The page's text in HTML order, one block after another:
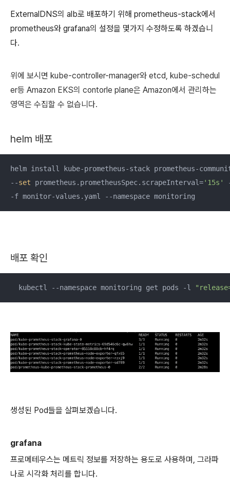
ExternalDNS의 alb로 배포하기 위해 prometheus-stack에서
prometheus와 grafana의 설정을 몇가지 수정하도록 하겠습니
다.
위에 보시면 kube-controller-manager와 etcd, kube-schedul
er등 Amazon EKS의 contorle plane은 Amazon에서 관리하는
영역은 수집할 수 없습니다.
helm 배포
helm install kube-prometheus-stack prometheus-
--set prometheus.prometheusSpec.scrapeInterval='15s'
-f monitor-values.yaml --namespace monitoring
배포 확인
  kubectl --namespace monitoring get pods -l
생성된 Pod들을 살펴보겠습니다.
grafana
프로메테우스는 메트릭 정보를 저장하는 용도로 사용하며, 그라파
나로 시각화 처리를 합니다.